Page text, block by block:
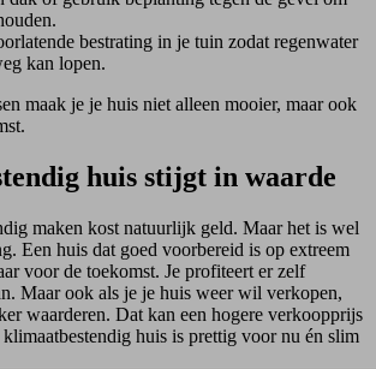
bestrating in je tuin zodat regenwater
kan lopen.
maak je je huis niet alleen mooier, maar ook
huis stijgt in waarde
maken kost natuurlijk geld. Maar het is wel
Een huis dat goed voorbereid is op extreem
voor de toekomst. Je profiteert er zelf
Maar ook als je je huis weer wil verkopen,
waarderen. Dat kan een hogere verkoopprijs
huis is prettig voor nu én slim